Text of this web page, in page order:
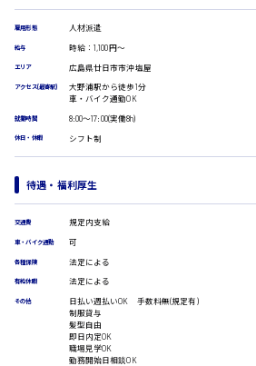
コールセンターオペレーター
一般事務
総務事務
営業事務
受付事務
医療事務
翻訳、通訳
IT・クリエイティブ系
DTPオペレーター
WEBデザイナー
カスタマーエンジニア
販売・サービス・フード系
経営企画
広島市佐伯区
広島市安佐北区
広島市安芸区
時給1400円～
時給制すべて
雇用形態 人材派遣
給与 時給：1,100円～
エリア 広島県廿日市市沖塩屋
アクセス(最寄駅)
大野浦駅から徒歩1分
車・バイク通勤OK
就業時間 8:00〜17:00(実働8h)
休日・休暇 シフト制
待遇・福利厚生
交通費 規定内支給
車・バイク通勤 可
各種保険 法定による
有給休暇 法定による
その他
日払い週払いOK 手数料無(規定有)
制服貸与
髪型自由
即日内定OK
職場見学OK
勤務開始日相談OK